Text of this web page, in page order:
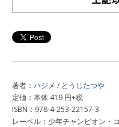
著者： ハジメ / とうじたつや
定価：本体 419 円+税
ISBN：978-4-253-22157-3
レーベル：少年チャンピオン・